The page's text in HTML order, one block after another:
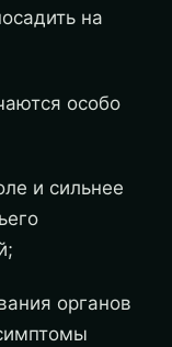
на
особо
и сильнее
органов